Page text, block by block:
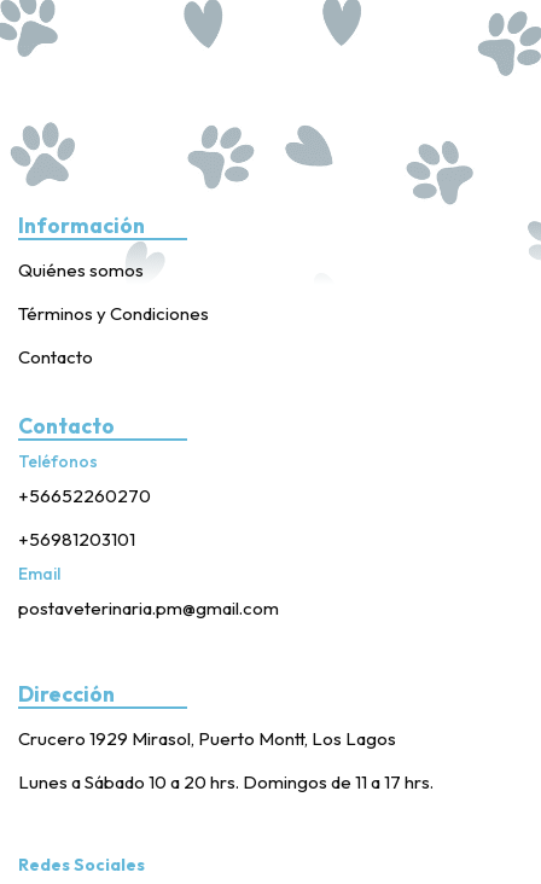
Información
Quiénes somos
Términos y Condiciones
Contacto
Contacto
Teléfonos
+56652260270
+56981203101
Email
postaveterinaria.pm@gmail.com
Dirección
Crucero 1929 Mirasol, Puerto Montt, Los Lagos
Lunes a Sábado 10 a 20 hrs. Domingos de 11 a 17 hrs.
Redes Sociales